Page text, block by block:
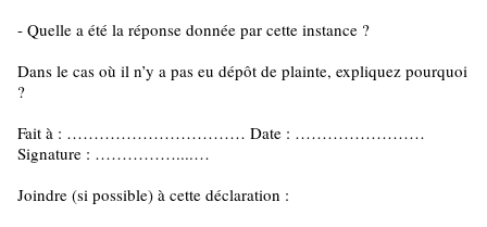
- Quelle a été la réponse donnée par cette instance ?
Dans le cas où il n’y a pas eu dépôt de plainte, expliquez pourquoi
?
Fait à : …………………………… Date : ……………………
Signature : ……………....…
Joindre (si possible) à cette déclaration :